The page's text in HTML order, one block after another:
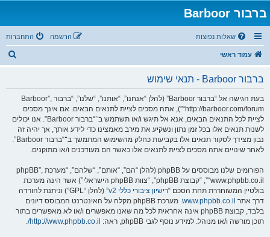
ברבור Barboor
שאלות נפוצות התחברות הרשמה
עמוד ראשי
ברבור Barboor - תנאי שימוש
בעת הגישה אל “ברבור Barboor” (להלן “אנחנו”, “אותנו”, “שלנו”, “ברבור Barboor”,
“http://barboor.com/forum”), אתה מסכים לציית לתנאים הבאים. אם אינך מסכים
לציית לכל התנאים הבאים, אנא אל תיגש ו/או תשתמש ב־“ברבור Barboor”. אנו יכולים
לשנות תנאים אלו בכל זמן נתון ונשקיע את מירב מאמצינו כדי לידע אותך, אך יהיה זה
נבון מצידך לסקור תנאים אלו בקביעות כחלק מהשימוש המתמשך ב־“ברבור Barboor”.
לאחר שינויים אתה מסכים לציית לתנאים אלו כאשר הם מעודכנים ו/או מתוקנים.
הפורומים שלנו מבוססים על phpBB (להלן “הם”, “אותם”, “שלהם”, “מערכת phpBB”,
“www.phpbb.co.il”, “קבוצת phpBB”, “צוות phpBB הישראלי”) אשר הינה מערכת
בולטיין המשוחררת תחת הסכם “רישיון ציבורי כללי v2
” (להלן “GPL”) וניתנת להורדה
דרך אתר www.phpbb.co.il
. מערכת phpBB מקלה על האינטרנט המבוסס דיונים
בלבד, קבוצת phpBB אינה אחראית לכל מה שאנו מאפשרים ו/או לא מאפשרים בתור
תוכן מורשה ו/או מנוהל. למידע נוסף לגבי phpBB, ראה:
http://www.phpbb.co.il/
.